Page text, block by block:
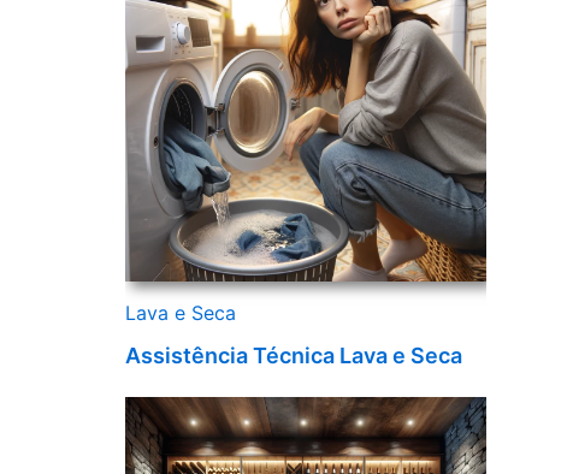
Lava e Seca
Assistência Técnica Lava e Seca